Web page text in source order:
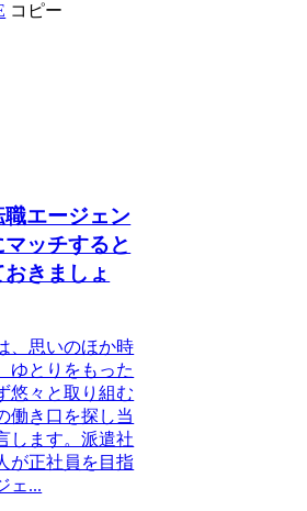
コピー
エージェン
マッチすると
きましょ
、思いのほか時
ゆとりをもった
悠々と取り組む
働き口を探し当
します。派遣社
が正社員を目指
ェ...